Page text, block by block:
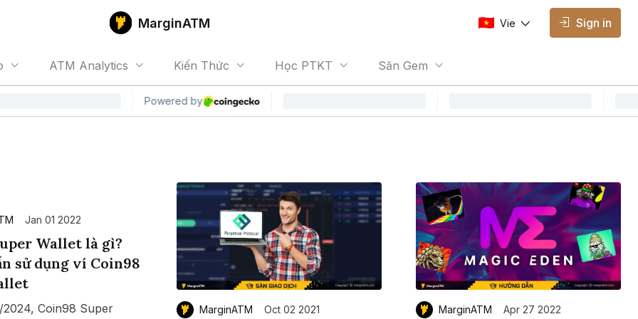
MarginATM
ATM Analytics Kiến Thức Học PTKT Săn Gem
Vie
Vietnamese
Sign in
Jan 01 2022
Wallet là gì?
sử dụng ví Coin98
2024, Coin98 Super
MarginATM Oct 02 2021 MarginATM Apr 27 2022